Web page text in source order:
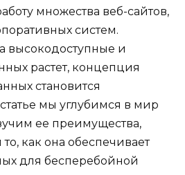
множества веб-сайтов,
систем.
высокодоступные и
растет, концепция
становится
мы углубимся в мир
ее преимущества,
как она обеспечивает
для бесперебойной